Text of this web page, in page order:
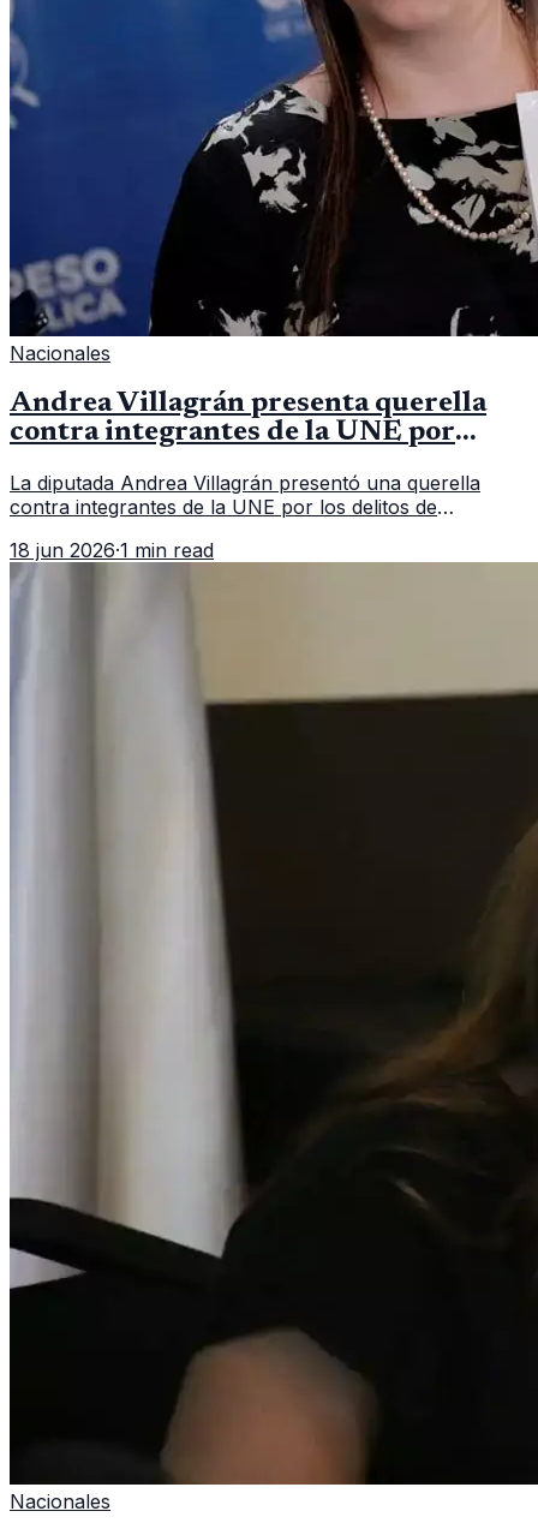
Nacionales
Andrea Villagrán presenta querella
contra integrantes de la UNE por
La diputada Andrea Villagrán presentó una querella
contra integrantes de la UNE por los delitos de
18 jun 2026·1 min read
Nacionales